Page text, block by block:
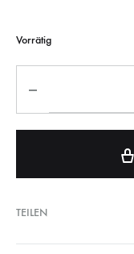
Vorrätig
TEILEN